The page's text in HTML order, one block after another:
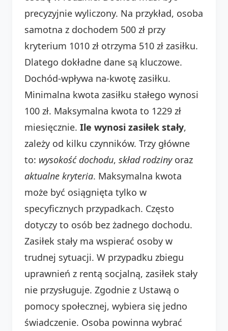
precyzyjnie wyliczony. Na przykład, osoba
samotna z dochodem 500 zł przy
kryterium 1010 zł otrzyma 510 zł zasiłku.
Dlatego dokładne dane są kluczowe.
Dochód-wpływa na-kwotę zasiłku.
Minimalna kwota zasiłku stałego wynosi
100 zł. Maksymalna kwota to 1229 zł
miesięcznie. Ile wynosi zasiłek stały,
zależy od kilku czynników. Trzy główne
to: wysokość dochodu, skład rodzinyoraz
aktualne kryteria. Maksymalna kwota
może być osiągnięta tylko w
specyficznych przypadkach. Często
dotyczy to osób bez żadnego dochodu.
Zasiłek stały ma wspierać osoby w
trudnej sytuacji. W przypadku zbiegu
uprawnień z rentą socjalną, zasiłek stały
nie przysługuje. Zgodnie z Ustawą o
pomocy społecznej, wybiera się jedno
świadczenie. Osoba powinna wybrać